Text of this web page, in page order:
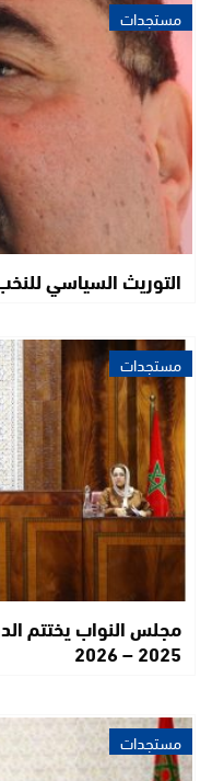
مستجدات
التوريث السياسي
مستجدات
مجلس النواب يختتم
2025 – 2026
مستجدات